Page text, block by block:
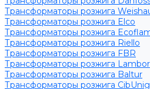
Трансформаторы розжига
Трансформаторы розжига Elco
Трансформаторы розжига
Трансформаторы розжига Riello
Трансформаторы розжига FBR
Трансформаторы розжига
Трансформаторы розжига Baltur
Трансформаторы розжига